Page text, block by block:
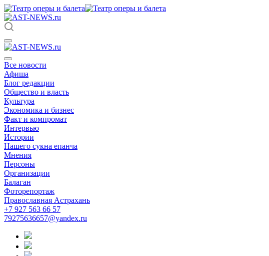
Все новости
Афиша
Блог редакции
Общество и власть
Культура
Экономика и бизнес
Факт и компромат
Интервью
Истории
Нашего сукна епанча
Мнения
Персоны
Организации
Балаган
Фоторепортаж
Православная Астрахань
+7 927 563 66 57
79275636657@yandex.ru